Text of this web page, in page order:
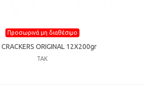
Προσωρινά μη διαθέσιμο
CRACKERS ORIGINAL 12Χ200gr
TAK